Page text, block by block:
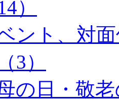
）
ント、対
3）
の日・敬